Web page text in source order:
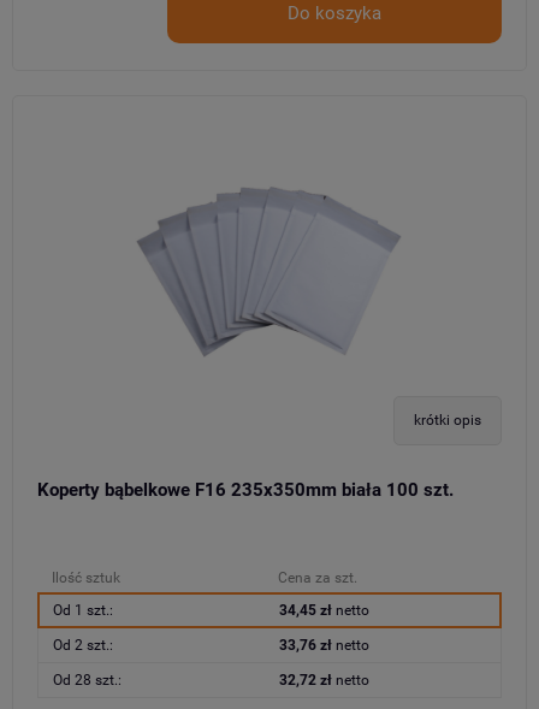
Do koszyka
krótki opis
Koperty bąbelkowe F16 235x350mm biała 100 szt.
Ilość sztuk
Cena za szt.
Od 1 szt.:
34,45 złnetto
Od 2 szt.: 33,76 złnetto
Od 28 szt.: 32,72 złnetto